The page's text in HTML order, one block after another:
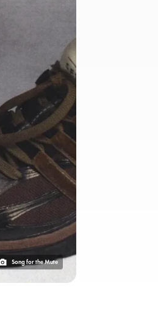
Song for the Mute